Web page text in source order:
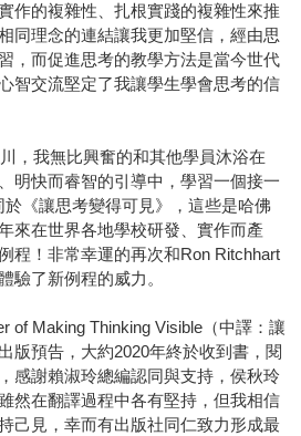
作的複雜性、扎根實踐的複雜性來推
同理念的連結讓我更加堅信，經由思
，而促進思考的教學方法是當今世代
智交流堅定了我讓學生學會思考的信
，我無比興奮的和其他學員沐浴在
明快而睿智的引導中，學習一個接一
《讓思考變得可見》，這些是哈佛
來在世界各地學校研發、實作而產
程！非常幸運的再次和Ron Ritchhart
驗了新例程的威力。
of Making Thinking Visible（中譯：讓
版預告，大約2020年終於收到書，閱
感謝賴淑玲總編認同與支持，侯秋玲
然在翻譯過程中各有堅持，但我相信
己見，幸而有出版社同仁致力形成最